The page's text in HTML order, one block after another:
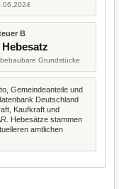
B
Hebesatz
Grundstücke
Gemeindeanteile und
Deutschland
Kaufkraft und
Hebesätze stammen
amtlichen